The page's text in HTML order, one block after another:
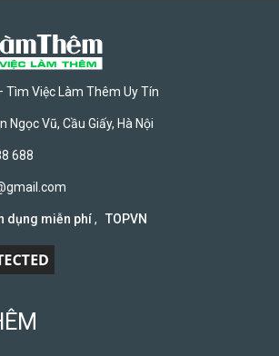
Tìm Việc Làm Thêm Uy Tín
Ngọc Vũ, Cầu Giấy, Hà Nội
688
dụng miễn phí, TOPVN